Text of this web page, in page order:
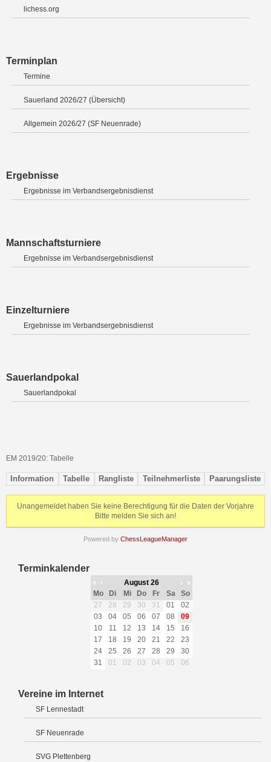
lichess.org
Terminplan
Termine
Sauerland 2026/27 (Übersicht)
Allgemein 2026/27 (SF Neuenrade)
Ergebnisse
Ergebnisse im Verbandsergebnisdienst
Mannschaftsturniere
Ergebnisse im Verbandsergebnisdienst
Einzelturniere
Ergebnisse im Verbandsergebnisdienst
Sauerlandpokal
Sauerlandpokal
EM 2019/20: Tabelle
Information Tabelle Rangliste Teilnehmerliste Paarungsliste
Unangemeldet haben Sie keine Berechtigung für die Daten der Vorjahre
Bitte melden Sie sich an!
Powered by ChessLeagueManager
Terminkalender
« ‹ August 26 ›
»
Mo
Di Mi Do Fr Sa
So
27
28 29 30 31 01
02
03
04 05 06 07 08
09
10
11 12 13 14 15
16
17
18 19 20 21 22
23
24
25 26 27 28 29
30
31
01 02 03 04 05 06
Vereine im Internet
SF Lennestadt
SF Neuenrade
SVG Plettenberg